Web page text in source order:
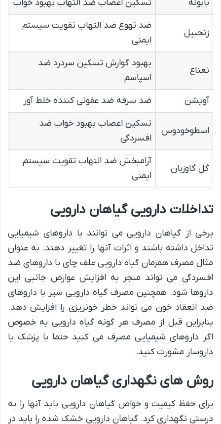
بابونه تسکین اعصاب ضد التهاب بهبود خواب
زنجبیل
ضد تهوع ضد التهاب تقویت سیستم
ایمنی
نعناع
بهبود گوارش تسکین سردرد ضد
اسپاسم
آویشن
ضد سرفه ضد عفونی کننده خلط آور
اسطوخودوس
تسکین اعصاب بهبود خواب ضد
افسردگی
گل گاوزبان
آرامبخش ضد التهاب تقویت سیستم
ایمنی
تداخلات دارویی گیاهان دارویی
برخی از گیاهان دارویی می توانند با داروهای شیمیایی
تداخل داشته باشند و اثرات آنها را تغییر دهند. به عنوان
مثال مصرف همزمان گیاه دارویی علف چای با داروهای ضد
افسردگی می تواند منجر به افزایش عوارض جانبی این
داروها شود. همچنین مصرف گیاه دارویی سیر با داروهای
ضد انعقاد خون می تواند خطر خونریزی را افزایش دهد.
بنابراین قبل از مصرف هر گونه گیاه دارویی به خصوص
اگر داروهای شیمیایی مصرف می کنید حتما با پزشک یا
داروساز مشورت کنید.
روش های نگهداری گیاهان دارویی
برای حفظ کیفیت و خواص گیاهان دارویی باید آنها را به
درستی نگهداری کرد. گیاهان دارویی خشک شده را باید در